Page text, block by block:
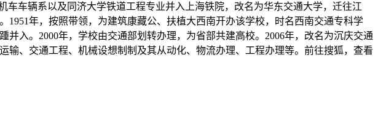
车辆系以及同济大学铁道工程专业并入上海铁院，改名为华东交通大学，迁往江
年，按照带领，为建筑康藏公、扶植大西南开办该学校，时名西南交通专科学
入。2000年，学校由交通部划转办理，为省部共建高校。2006年，改名为沉庆交通
、交通工程、机械设想制制及其从动化、物流办理、工程办理等。前往搜狐，查看